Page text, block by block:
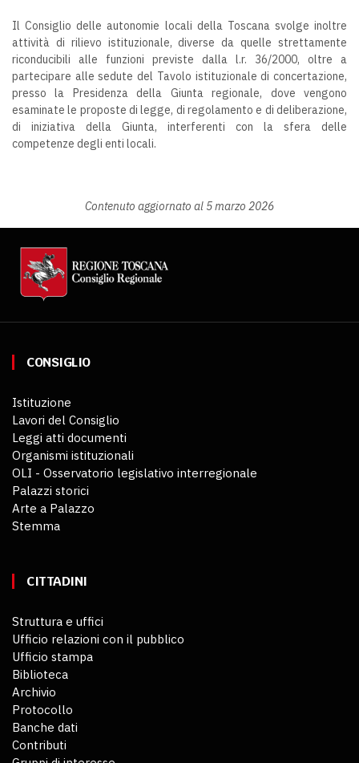
Il Consiglio delle autonomie locali della Toscana svolge inoltre
attività di rilievo istituzionale, diverse da quelle strettamente
riconducibili alle funzioni previste dalla l.r. 36/2000, oltre a
partecipare alle sedute del Tavolo istituzionale di concertazione,
presso la Presidenza della Giunta regionale, dove vengono
esaminate le proposte di legge, di regolamento e di deliberazione,
di iniziativa della Giunta, interferenti con la sfera delle
competenze degli enti locali.
Contenuto aggiornato al 5 marzo 2026
CONSIGLIO
Istituzione
Lavori del Consiglio
Leggi atti documenti
Organismi istituzionali
OLI - Osservatorio legislativo interregionale
Palazzi storici
Arte a Palazzo
Stemma
CITTADINI
Struttura e uffici
Ufficio relazioni con il pubblico
Ufficio stampa
Biblioteca
Archivio
Protocollo
Banche dati
Contributi